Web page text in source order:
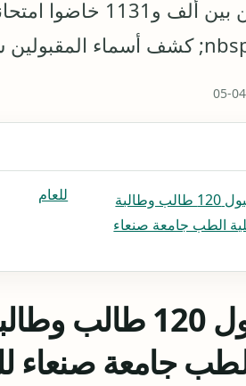
جامعة صنعاء للعام (2014 – 2015) من
أعلنت جامعة صنعاء عن قبول 120 طالب وطالبة
الطب جامعة صنعاء
للعام
أعلنت جامعة صنعاء عن قبول
جامعة صنعاء